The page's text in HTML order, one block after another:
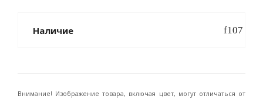
Наличие
Внимание! Изображение товара, включая цвет, могут отличаться от